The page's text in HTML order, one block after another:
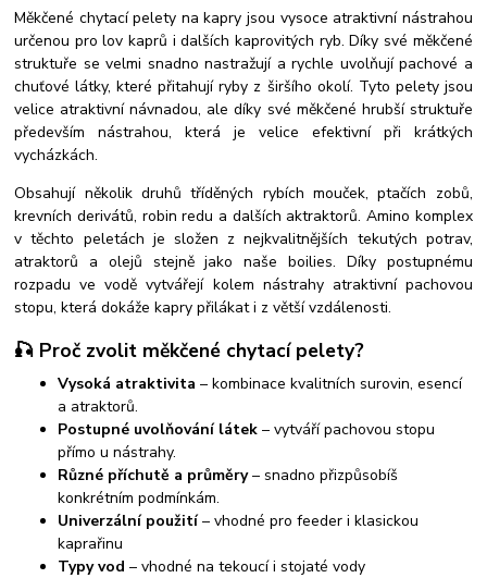
Měkčené chytací pelety na kapry jsou vysoce atraktivní nástrahou
určenou pro lov kaprů i dalších kaprovitých ryb. Díky své měkčené
struktuře se velmi snadno nastražují a rychle uvolňují pachové a
chuťové látky, které přitahují ryby z širšího okolí. Tyto pelety jsou
velice atraktivní návnadou, ale díky své měkčené hrubší struktuře
především nástrahou, která je velice efektivní při krátkých
vycházkách.
Obsahují několik druhů tříděných rybích mouček, ptačích zobů,
krevních derivátů, robin redu a dalších aktraktorů. Amino komplex
v těchto peletách je složen z nejkvalitnějších tekutých potrav,
atraktorů a olejů stejně jako naše boilies. Díky postupnému
rozpadu ve vodě vytvářejí kolem nástrahy atraktivní pachovou
stopu, která dokáže kapry přilákat i z větší vzdálenosti.
🎣 Proč zvolit měkčené chytací pelety?
Vysoká atraktivita – kombinace kvalitních surovin, esencí
a atraktorů.
Postupné uvolňování látek – vytváří pachovou stopu
přímo u nástrahy.
Různé příchutě a průměry– snadno přizpůsobíš
konkrétním podmínkám.
Univerzální použití– vhodné pro feeder i klasickou
kaprařinu
Typy vod – vhodné na tekoucí i stojaté vody